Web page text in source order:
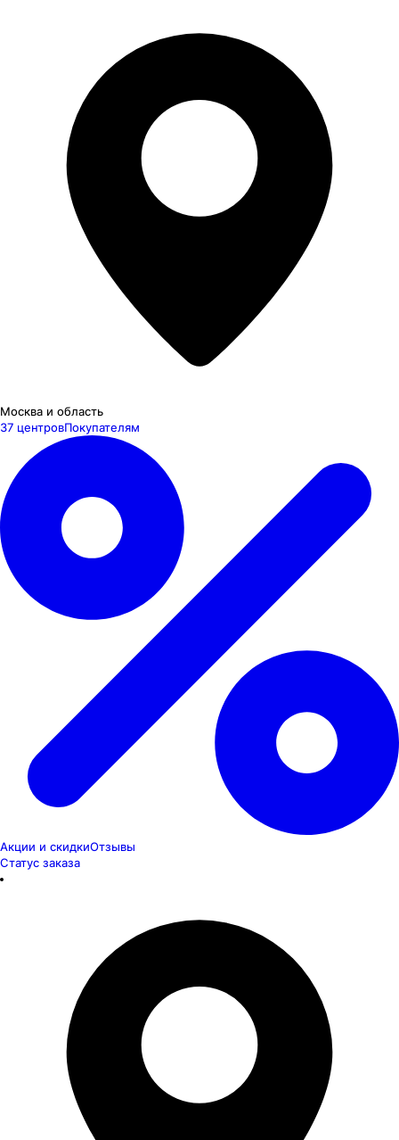
Москва и область
37 центровПокупателям
Акции и скидкиОтзывы
Статус заказа